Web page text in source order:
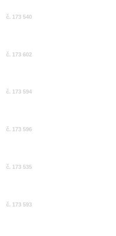
č. 173 540
č. 173 602
č. 173 594
č. 173 596
č. 173 535
č. 173 593